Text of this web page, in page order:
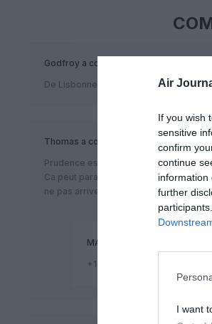
Air
If you wish
sensitive
confirm
continue
information
further
I want
Godfroy a commenté :
De Lisbonne pour Lisbonne ? Utile
Thomas a commenté :
Prudence est mère de sûreté.
Ca peut paraitre excessif, mais je
ne pas arriver du tout
MAB
+1